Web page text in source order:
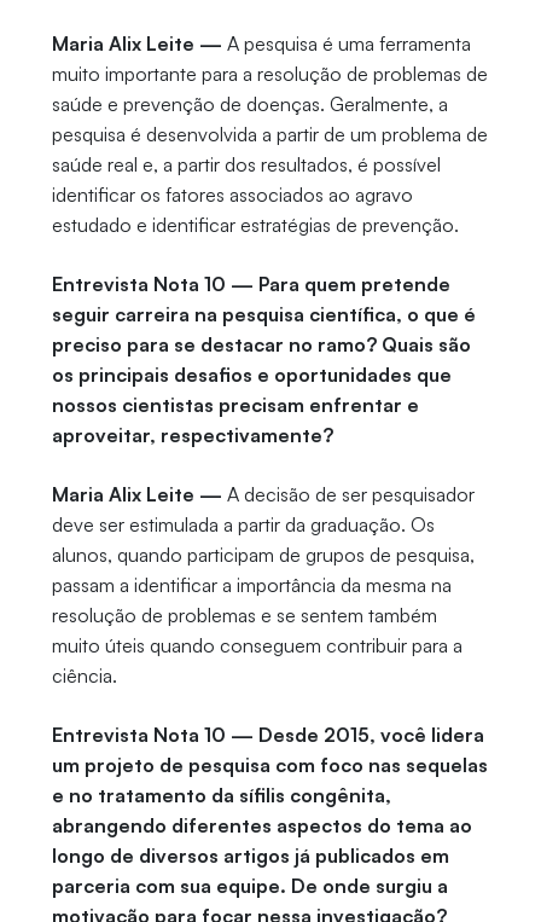
Maria Alix Leite — A pesquisa é uma ferramenta
muito importante para a resolução de problemas de
saúde e prevenção de doenças. Geralmente, a
pesquisa é desenvolvida a partir de um problema de
saúde real e, a partir dos resultados, é possível
identificar os fatores associados ao agravo
estudado e identificar estratégias de prevenção.
Entrevista Nota 10 — Para quem pretende
seguir carreira na pesquisa científica, o que é
preciso para se destacar no ramo? Quais são
os principais desafios e oportunidades que
nossos cientistas precisam enfrentar e
aproveitar, respectivamente?
Maria Alix Leite — A decisão de ser pesquisador
deve ser estimulada a partir da graduação. Os
alunos, quando participam de grupos de pesquisa,
passam a identificar a importância da mesma na
resolução de problemas e se sentem também
muito úteis quando conseguem contribuir para a
ciência.
Entrevista Nota 10 — Desde 2015, você lidera
um projeto de pesquisa com foco nas sequelas
e no tratamento da sífilis congênita,
abrangendo diferentes aspectos do tema ao
longo de diversos artigos já publicados em
parceria com sua equipe. De onde surgiu a
motivação para focar nessa investigação?